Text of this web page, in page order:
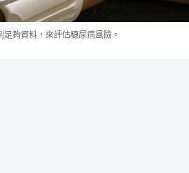
夠資料，來評估糠尿病風險。